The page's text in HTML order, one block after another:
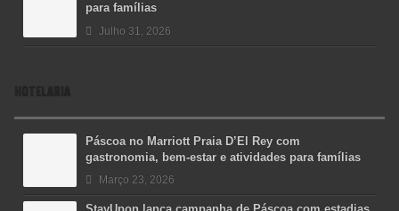
para famílias
Julho 31, 2026
HOTELARIA
Páscoa no Marriott Praia D’El Rey com
gastronomia, bem-estar e atividades para famílias
Março 23, 2026